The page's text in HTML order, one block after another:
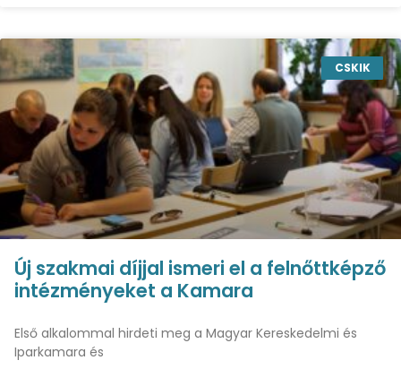
CSKIK
Új szakmai díjjal ismeri el a felnőttképző
intézményeket a Kamara
Első alkalommal hirdeti meg a Magyar Kereskedelmi és
Iparkamara és